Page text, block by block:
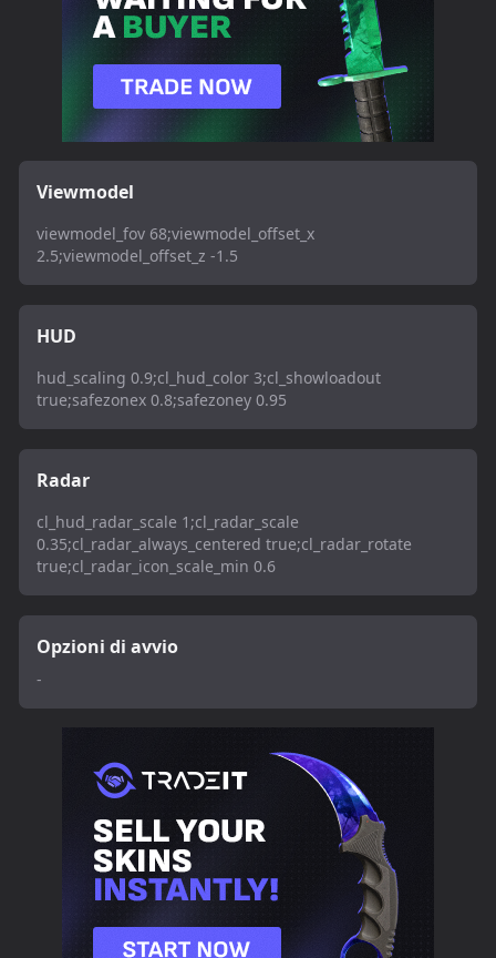
Viewmodel
viewmodel_fov 68;viewmodel_offset_x
2.5;viewmodel_offset_z -1.5
HUD
hud_scaling 0.9;cl_hud_color 3;cl_showloadout
true;safezonex 0.8;safezoney 0.95
Radar
cl_hud_radar_scale 1;cl_radar_scale
0.35;cl_radar_always_centered true;cl_radar_rotate
true;cl_radar_icon_scale_min 0.6
Opzioni di avvio
-